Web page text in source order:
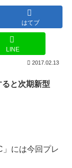
はてブ
LINE
2017.02.13
と次期新型
には今回プレ